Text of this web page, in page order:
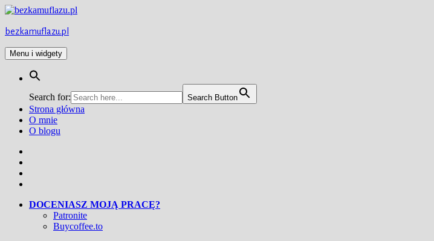
Przejdź
treści
bezkamuflazu.pl
Menu i widgety
Search for: Search Button
Strona główna
O mnie
O blogu
DOCENIASZ MOJĄ PRACĘ?
Patronite
Buycoffee.to